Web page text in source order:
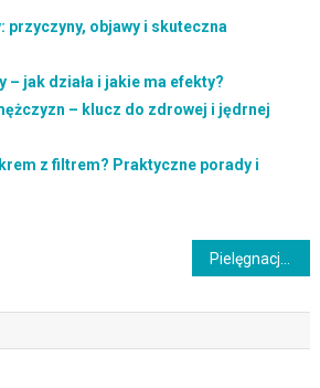
przyczyny, objawy i skuteczna
– jak działa i jakie ma efekty?
– klucz do zdrowej i jędrnej
z filtrem? Praktyczne porady i